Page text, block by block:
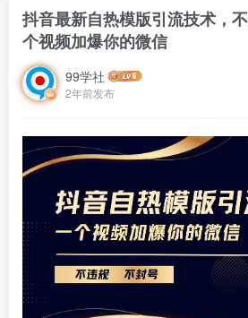
抖音最新自热模版引流技术，
个视频加爆你的微信
99学社
2年前发布